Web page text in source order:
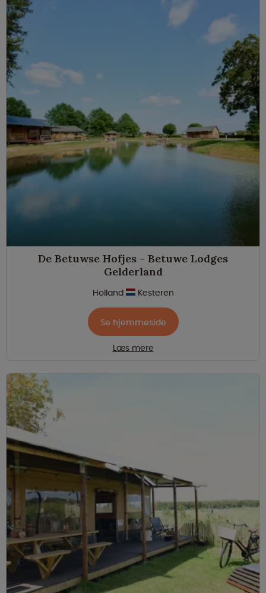
De Betuwse Hofjes - Betuwe Lodges
Gelderland
Holland Kesteren
Se hjemmeside
Læs mere